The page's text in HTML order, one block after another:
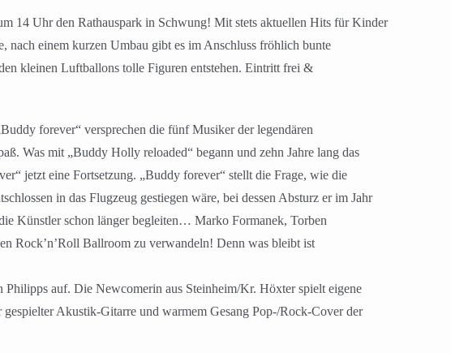
14 Uhr den Rathauspark in Schwung! Mit stets aktuellen Hits für Kinder
nach einem kurzen Umbau gibt es im Anschluss fröhlich bunte
kleinen Luftballons tolle Figuren entstehen. Eintritt frei &
forever“ versprechen die fünf Musiker der legendären
Was mit „Buddy Holly reloaded“ begann und zehn Jahre lang das
jetzt eine Fortsetzung. „Buddy forever“ stellt die Frage, wie die
in das Flugzeug gestiegen wäre, bei dessen Absturz er im Jahr
Künstler schon länger begleiten… Marko Formanek, Torben
Rock’n’Roll Ballroom zu verwandeln! Denn was bleibt ist
auf. Die Newcomerin aus Steinheim/Kr. Höxter spielt eigene
Akustik-Gitarre und warmem Gesang Pop-/Rock-Cover der